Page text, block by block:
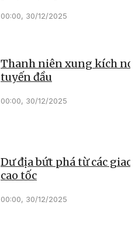
00:00, 30/12/2025
Thanh niên xung kích
tuyến đầu
00:00, 30/12/2025
Dư địa bứt phá từ các
cao tốc
00:00, 30/12/2025